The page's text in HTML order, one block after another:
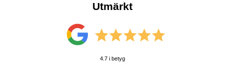
Utmärkt
4.7 i betyg